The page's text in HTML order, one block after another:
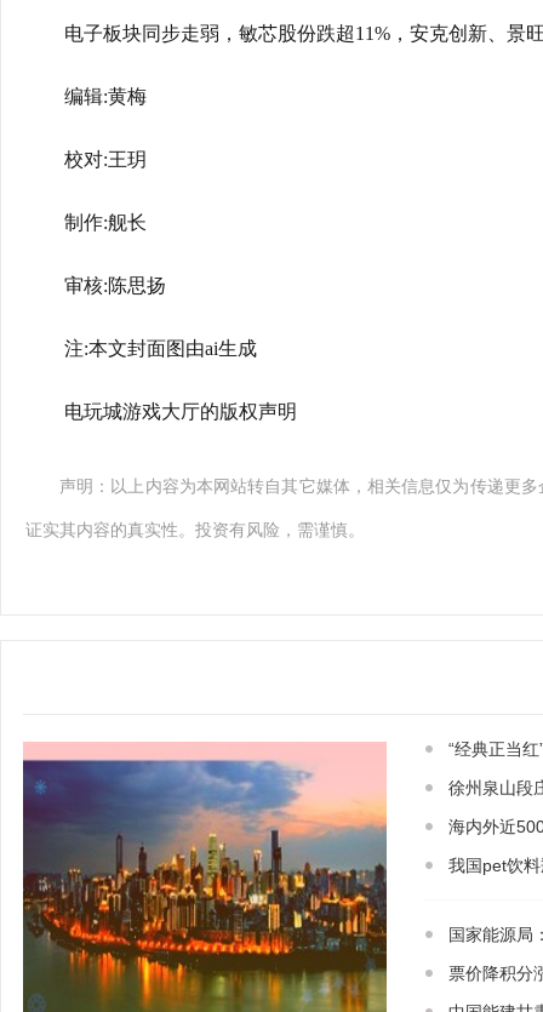
电子板块同步走弱，敏芯股份跌超11%，安克创新、景
编辑:黄梅
校对:王玥
制作:舰长
审核:陈思扬
注:本文封面图由ai生成
电玩城游戏大厅的版权声明
声明：以上内容为本网站转自其它媒体，相关信息仅为传递更
证实其内容的真实性。投资有风险，需谨慎。
“经典正当
徐州泉山段
海内外近
我国pet饮
国家能源局
票价降积分